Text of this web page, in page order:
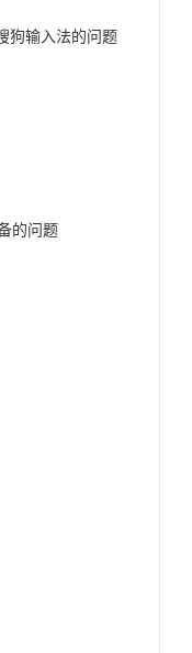
狗输入法的问题
的问题